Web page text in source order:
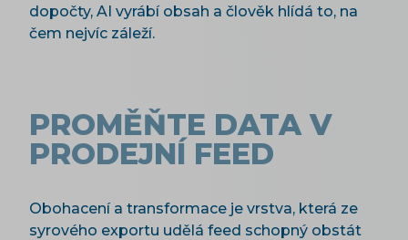
dopočty, AI vyrábí obsah a člověk hlídá to, na
čem nejvíc záleží.
PROMĚŇTE DATA V
PRODEJNÍ FEED
Obohacení a transformace je vrstva, která ze
syrového exportu udělá feed schopný obstát